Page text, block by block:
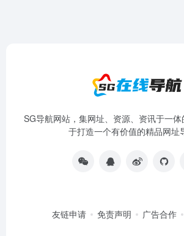
SG导航网站，集网址、资源、资讯于一
于打造一个有价值的精品网址
友链申请 免责声明 广告合作